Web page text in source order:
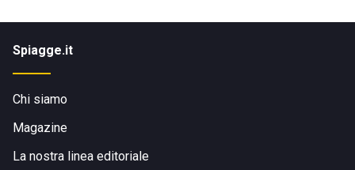
Spiagge.it
Chi siamo
Magazine
La nostra linea editoriale